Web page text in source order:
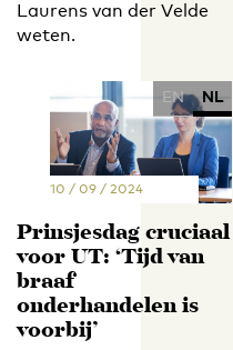
Laurens van der Velde
weten.
EN NL
10 / 09 / 2024
Prinsjesdag cruciaal
voor UT: ‘Tijd van
braaf
onderhandelen is
voorbij’